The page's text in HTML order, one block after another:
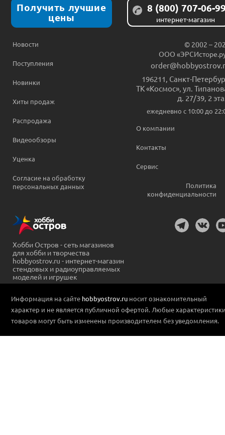
Получить лучшие
цены
8 (800) 707-06-
интернет-магазин
Новости
Поступления
Новинки
Хиты продаж
Распродажа
Видеообзоры
Уценка
Согласие на обработку
персональных данных
© 2002 –
ООО
196211 Санкт-
ТК «Космос», ул.
д. 27/39, 2
ежедневно c 10:00 до
О компании
Контакты
Сервис
Политика
конфиденциальности
Хобби Остров - сеть магазинов
для хобби и творчества
hobbyostrov.ru - интернет-магазин
стендовых и радиоуправляемых
моделей и игрушек
Информация на сайте hobbyostrov.ru носит ознакомительный
характер и не является публичной офертой. Любые
товаров могут быть изменены производителем без уведомления.